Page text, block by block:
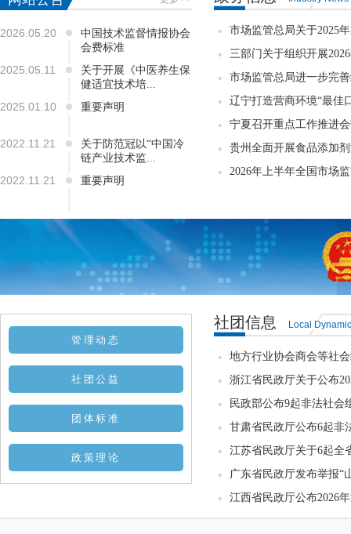
2026.05.20
中国技术监督情报协会
会费标准
2025.05.11
关于开展《中医养生保
健适宜技术培...
2025.01.10 重要声明
2022.11.21
关于防范冠以“中国冷
链产业技术监...
2022.11.21 重要声明
市场监管总局关于2025
三部门关于组织开展
市场监管总局进一步完
辽宁打造营商环境“最佳
宁夏召开重点工作推进
贵州全面开展食品添加
2026年上半年全国市场
管理动态
社团公益
团体标准
政策理论
社团信息 Local
地方行业协会商会等社
浙江省民政厅关于公布
民政部公布9起非法社会
甘肃省民政厅公布6起非
江苏省民政厅关于6起全
广东省民政厅发布举报“
江西省民政厅公布2026